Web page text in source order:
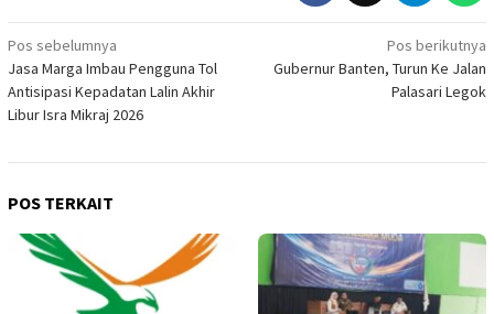
Navigasi
pos
Pos sebelumnya
Jasa Marga Imbau Pengguna Tol
Antisipasi Kepadatan Lalin Akhir
Libur Isra Mikraj 2026
Pos berikutnya
Gubernur Banten, Turun Ke Jalan
Palasari Legok
POS TERKAIT